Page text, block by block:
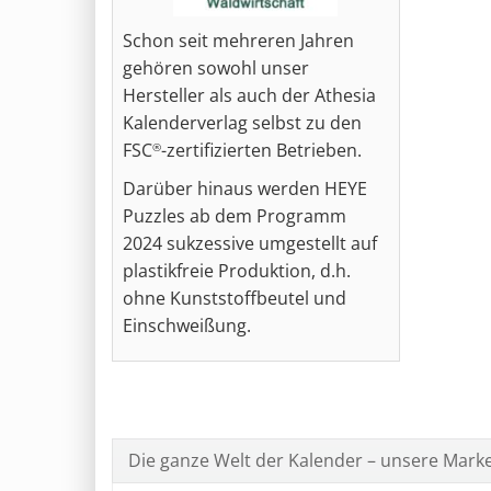
Schon seit mehreren Jahren
gehören sowohl unser
Hersteller als auch der Athesia
Kalenderverlag selbst zu den
FSC®-zertifizierten Betrieben.
Darüber hinaus werden HEYE
Puzzles ab dem Programm
2024 sukzessive umgestellt auf
plastikfreie Produktion, d.h.
ohne Kunststoffbeutel und
Einschweißung.
Die ganze Welt der Kalender – unsere